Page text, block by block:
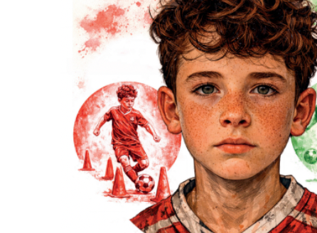
futbolística de estos equipos.La obra, además, cuenta
ejercicios de entrenamiento que, a partir de las situaciones
llevarlas a cabo mediante la creación de patrones
a la realidad de tu equipo.